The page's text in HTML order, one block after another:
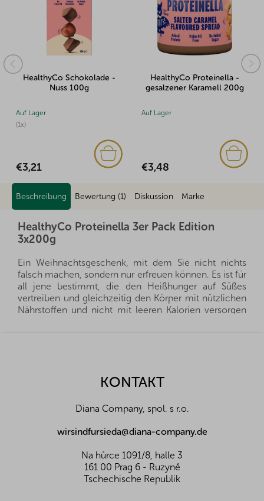
HealthyCo Schokolade -
Nuss 100g
(1x)
Auf Lager
€3,21
HealthyCo Proteinella -
gesalzener Karamell 200g
Auf Lager
€3,48
Beschreibung Bewertung (1) Diskussion Marke
HealthyCo Proteinella 3er Pack Edition
3x200g
Ein Weihnachtsgeschenk, mit dem Sie nicht nichts
falsch machen, sondern nur erfreuen können. Es ist für
all jene bestimmt, die den Heißhunger auf Süßes
vertreiben und gleichzeitig den Körper mit nützlichen
Nährstoffen und nicht mit leeren Kalorien versorgen
Sonnenblumenöl,Molkeneiweißkonzentrat
Kakaobutter, fettreduziertes Kakaopulver (2%),
Kokosnussöl, Butterfett (aus Milch)
(Sonnenblumenlecithin), Meersalz, natürliches
Aroma, Farbstoff (Paprikaextrakt). Nährwerte pro
100g: Energie (Kj/Kcal) 2197/531, Fett 40g, davon
gesättigt 9,5g, Kohlenhydrate 41g, davon Zucker
6,6g, Polyole 34g, Protein 14g, Salz 0,48g.
Achtung: kann Spuren von Nüssen enthalten.
KONTAKT
Diana Company, spol. s r.o.
wirsindfursieda@diana-company.de
Na hůrce 1091/8, halle 3
161 00 Prag 6 - Ruzyně
Tschechische Republik